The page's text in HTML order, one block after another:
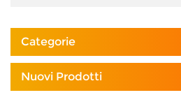
Categorie
Nuovi Prodotti